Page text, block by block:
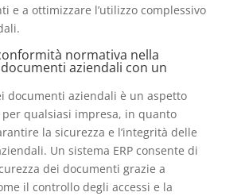
e a ottimizzare l’utilizzo complessivo
normativa nella
aziendali con un
documenti aziendali è un aspetto
qualsiasi impresa, in quanto
la sicurezza e l’integrità delle
Un sistema ERP consente di
dei documenti grazie a
il controllo degli accessi e la